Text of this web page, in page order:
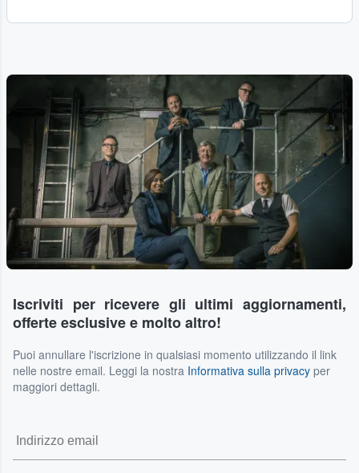
Iscriviti per ricevere gli ultimi aggiornamenti,
offerte esclusive e molto altro!
Puoi annullare l'iscrizione in qualsiasi momento utilizzando il link
nelle nostre email. Leggi la nostra Informativa sulla privacy per
maggiori dettagli.